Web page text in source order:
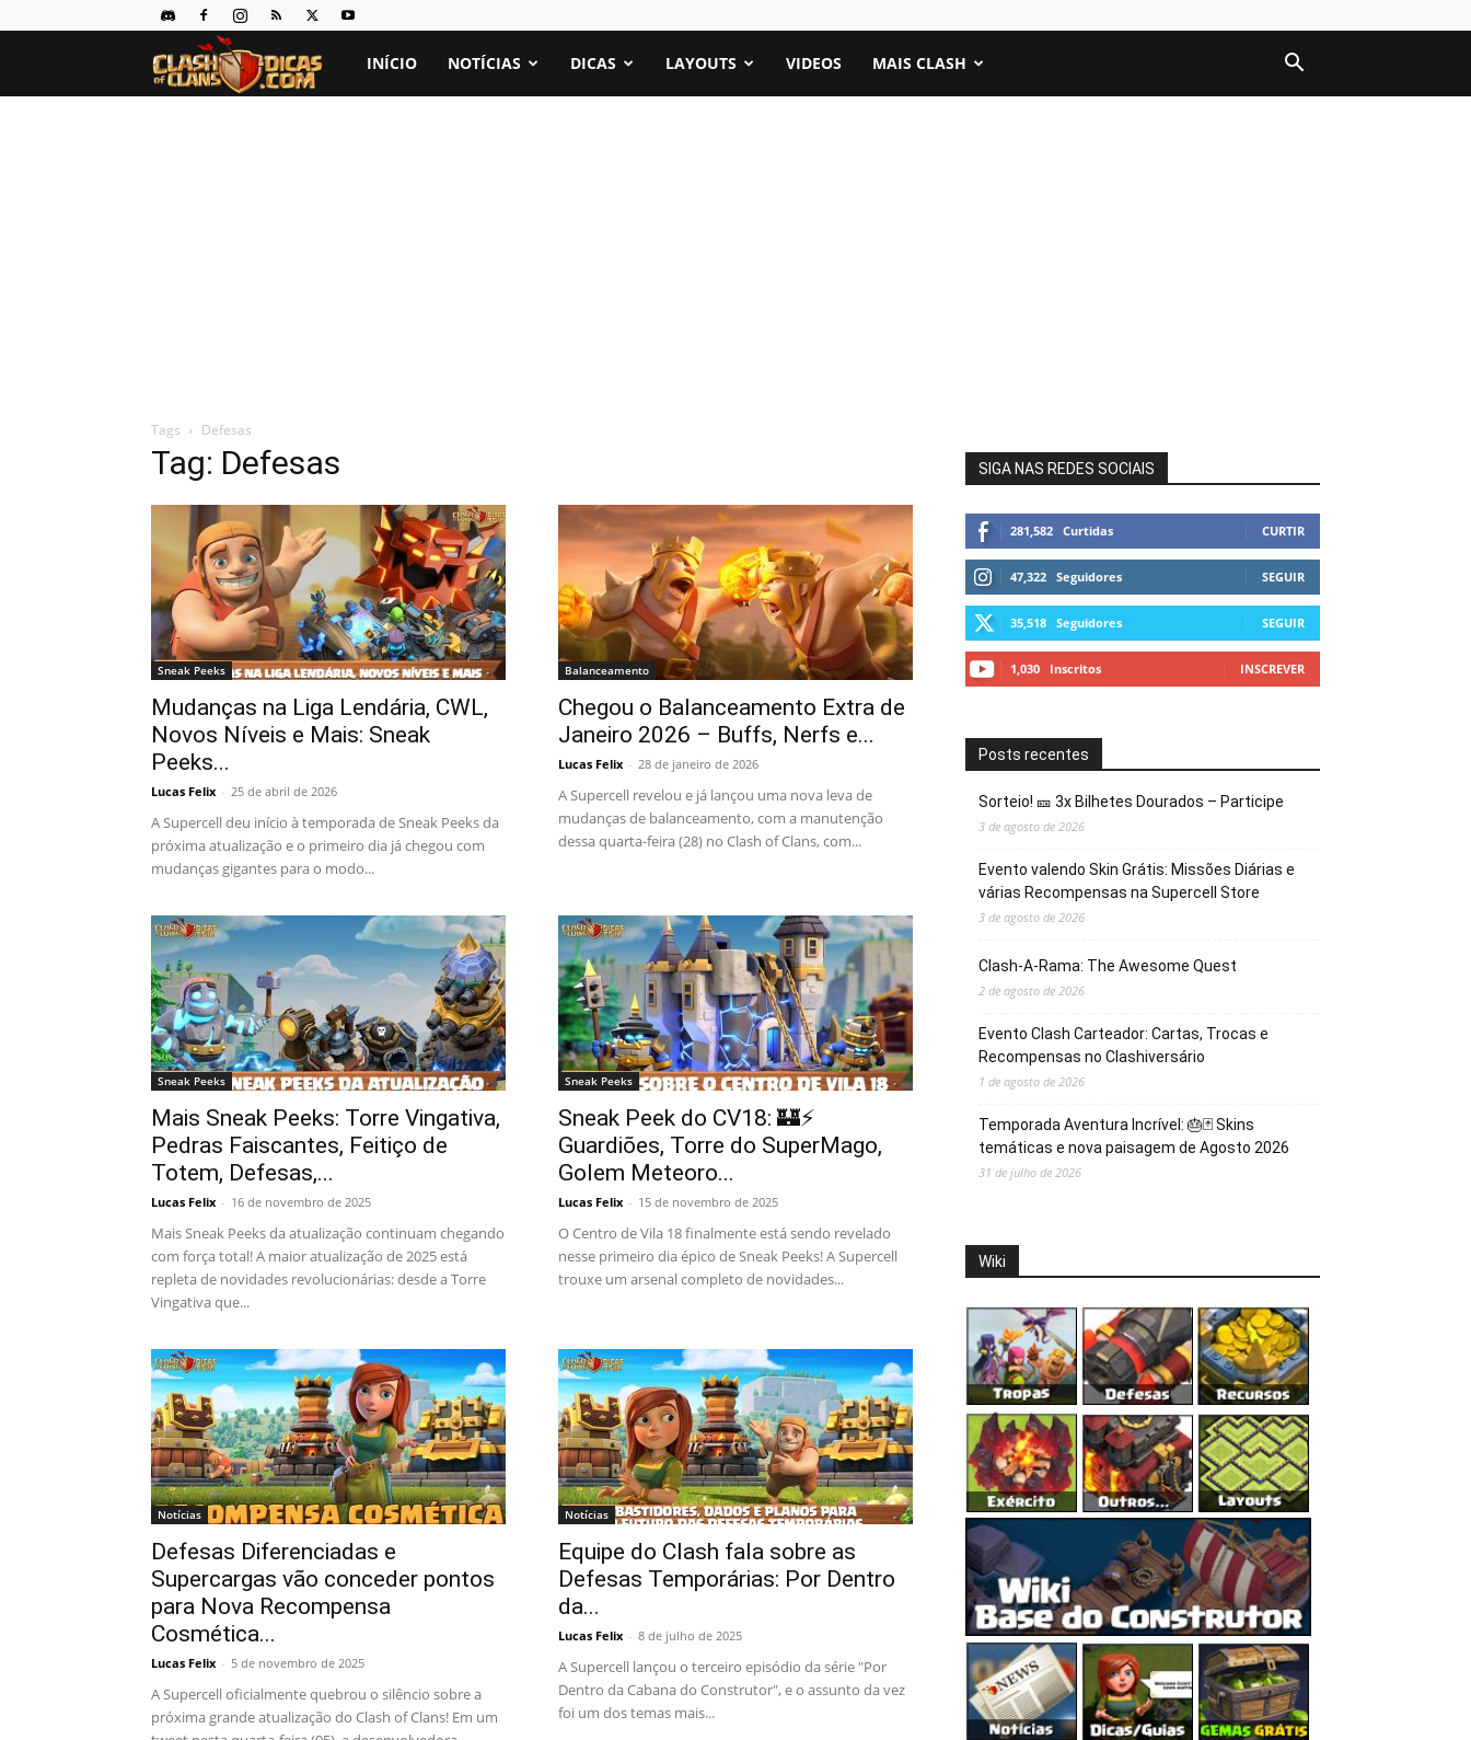
Clash
INÍCIO NOTÍCIAS DICAS LAYOUTS VIDEOS MAIS CLASH
Tags Defesas
Tag: Defesas
Sneak Peeks
Mudanças na Liga Lendária, CWL,
Novos Níveis e Mais: Sneak
Peeks...
Lucas Felix - 25 de abril de 2026
A Supercell deu início à temporada de Sneak Peeks da
próxima atualização e o primeiro dia já chegou com
mudanças gigantes para o modo...
Balanceamento
Chegou o Balanceamento Extra de
Janeiro 2026 – Buffs, Nerfs e...
Lucas Felix - 28 de janeiro de 2026
A Supercell revelou e já lançou uma nova leva de
mudanças de balanceamento, com a manutenção
dessa quarta-feira (28) no Clash of Clans, com...
Sneak Peeks
Mais Sneak Peeks: Torre Vingativa,
Pedras Faiscantes, Feitiço de
Totem, Defesas,...
Lucas Felix - 16 de novembro de 2025
Mais Sneak Peeks da atualização continuam chegando
com força total! A maior atualização de 2025 está
repleta de novidades revolucionárias: desde a Torre
Vingativa que...
Sneak Peeks
Sneak Peek do CV18: 🏰⚡
Guardiões, Torre do SuperMago,
Golem Meteoro...
Lucas Felix - 15 de novembro de 2025
O Centro de Vila 18 finalmente está sendo revelado
nesse primeiro dia épico de Sneak Peeks! A Supercell
trouxe um arsenal completo de novidades...
Notícias
Defesas Diferenciadas e
Supercargas vão conceder pontos
para Nova Recompensa
Cosmética...
Lucas Felix - 5 de novembro de 2025
A Supercell oficialmente quebrou o silêncio sobre a
próxima grande atualização do Clash of Clans! Em um
Notícias
Equipe do Clash fala sobre as
Defesas Temporárias: Por Dentro
da...
Lucas Felix - 8 de julho de 2025
A Supercell lançou o terceiro episódio da série "Por
Dentro da Cabana do Construtor", e o assunto da vez
foi um dos temas mais...
SIGA NAS REDES SOCIAIS
281,582 Curtidas CURTIR
47,322 Seguidores SEGUIR
35,518 Seguidores SEGUIR
1,030 Inscritos INSCREVER
Posts recentes
Sorteio! 🎫 3x Bilhetes Dourados – Participe
3 de agosto de 2026
Evento valendo Skin Grátis: Missões Diárias e
várias Recompensas na Supercell Store
3 de agosto de 2026
Clash-A-Rama: The Awesome Quest
2 de agosto de 2026
Evento Clash Carteador: Cartas, Trocas e
Recompensas no Clashiversário
1 de agosto de 2026
Temporada Aventura Incrível: 🎂🃏 Skins
temáticas e nova paisagem de Agosto 2026
31 de julho de 2026
Wiki